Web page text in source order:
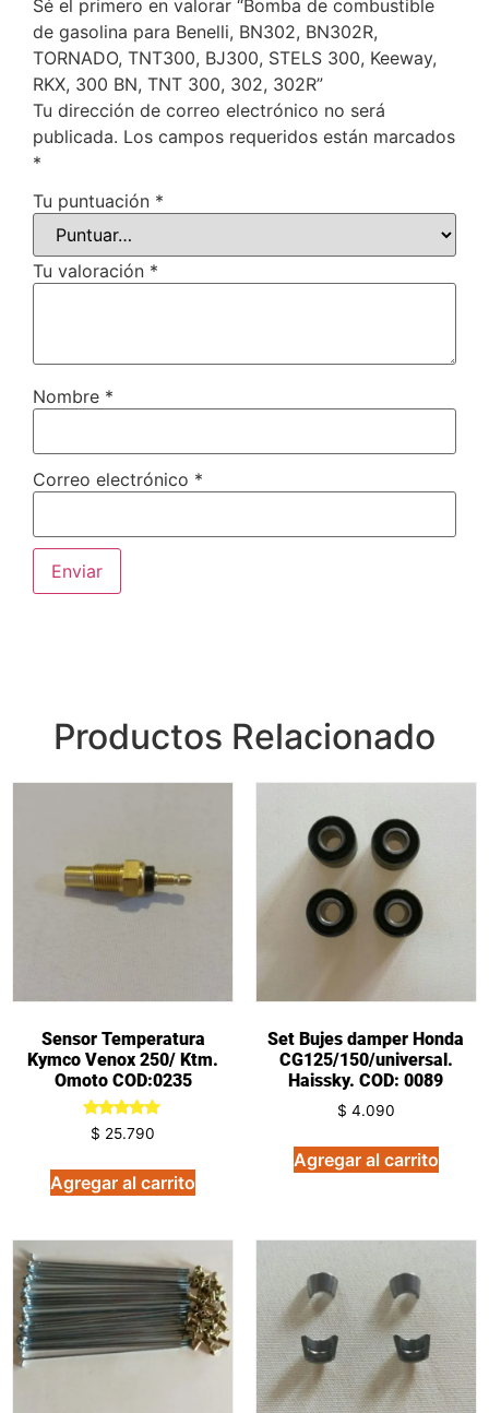
Sé el primero en valorar “Bomba de combustible
de gasolina para Benelli, BN302, BN302R,
TORNADO, TNT300, BJ300, STELS 300, Keeway,
RKX, 300 BN, TNT 300, 302, 302R”
Tu dirección de correo electrónico no será
publicada. Los campos requeridos están marcados
*
Tu puntuación *
Tu valoración *
Nombre *
Correo electrónico *
Productos Relacionado
Sensor Temperatura
Kymco Venox 250/ Ktm.
Omoto COD:0235
Valorado
en
de 5
$ 25.790
Agregar al carrito
Set Bujes damper Honda
CG125/150/universal.
Haissky. COD: 0089
$ 4.090
Agregar al carrito